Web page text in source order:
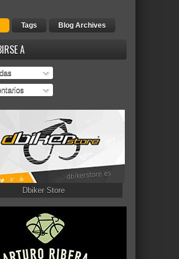
Tags Blog Archives
A
Dbiker Store